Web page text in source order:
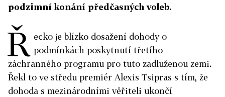
podzimní konání předčasných voleb.
Ř ecko je blízko dosažení dohody o
podmínkách poskytnutí třetího
záchranného programu pro tuto zadluženou zemi.
Řekl to ve středu premiér Alexis Tsipras s tím, že
dohoda s mezinárodními věřiteli ukončí